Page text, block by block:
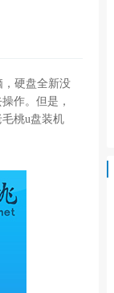
硬盘全新没
作。但是，
桃u盘装机